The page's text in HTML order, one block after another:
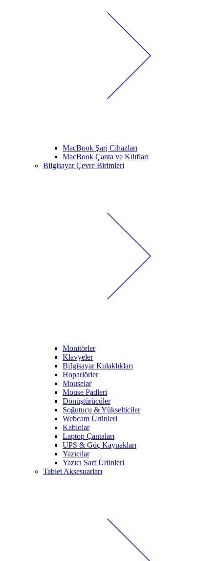
MacBook Şarj Cihazları
MacBook Çanta ve Kılıfları
Bilgisayar Çevre Birimleri
Monitörler
Klavyeler
BiIgisayar Kulaklıkları
Hoparlörler
Mouselar
Mouse Padleri
Dönüştürücüler
Soğutucu & Yükselticiler
Webcam Ürünleri
Kablolar
Laptop Çantaları
UPS & Güç Kaynakları
Yazıcılar
Yazıcı Sarf Ürünleri
Tablet Aksesuarları